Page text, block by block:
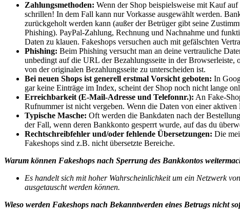
Zahlungsmethoden: Wenn der Shop beispielsweise mit Kauf
schrillen! In dem Fall kann nur Vorkasse ausgewählt werden.
zurückgeholt werden kann (außer der Betrüger gibt seine
Phishing). PayPal-Zahlung, Rechnung und Nachnahme und
Daten zu klauen. Fakeshops versuchen auch mit gefälschten
Phishing: Beim Phishing versucht man an deine vertrauliche
unbedingt auf die URL der Bezahlungsseite in der Browserleiste,
von der originalen Bezahlungsseite zu unterscheiden ist.
Bei neuen Shops ist generell erstmal Vorsicht geboten: In
gar keine Einträge im Index, scheint der Shop noch nicht lange
Erreichbarkeit (E-Mail-Adresse und Telefonnr.): An Fake-
Rufnummer ist nicht vergeben. Wenn die Daten von einer
Typische Masche: Oft werden die Bankdaten nach der
der Fall, wenn deren Bankkonto gesperrt wurde, auf das du
Rechtschreibfehler und/oder fehlende Übersetzungen: Die
Fakeshops sind z.B. nicht übersetzte Bereiche.
Warum können Fakeshops nach Sperrung des Bankkontos
Es handelt sich mit hoher Wahrscheinlichkeit um ein Netzwerk
ausgetauscht werden können.
Wieso werden Fakeshops nach Bekanntwerden eines Betrugs nicht